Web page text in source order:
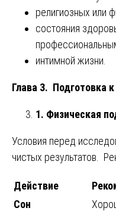
религиозных или
состояния
интимной жизни.
Глава 3. Подготовка
1. Физическая
Условия перед
чистых результатов.
Действие
Сон